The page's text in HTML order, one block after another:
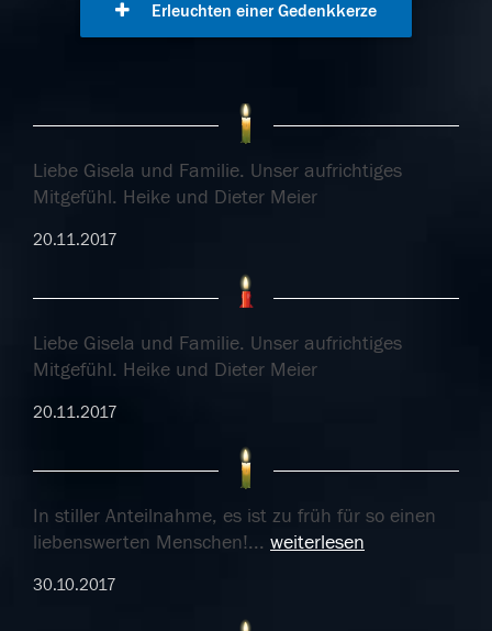
Erleuchten einer Gedenkkerze
Liebe Gisela und Familie. Unser aufrichtiges
Mitgefühl. Heike und Dieter Meier
20.11.2017
Liebe Gisela und Familie. Unser aufrichtiges
Mitgefühl. Heike und Dieter Meier
20.11.2017
In stiller Anteilnahme, es ist zu früh für so einen
liebenswerten Menschen!... weiterlesen
30.10.2017